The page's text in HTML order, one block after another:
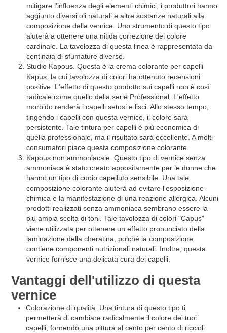
mitigare l'influenza degli elementi chimici, i produttori hanno
aggiunto diversi oli naturali e altre sostanze naturali alla
composizione della vernice. Uno strumento di questo tipo
aiuterà a ottenere una nitida correzione del colore
cardinale. La tavolozza di questa linea è rappresentata da
centinaia di sfumature diverse.
Studio Kapous. Questa è la crema colorante per capelli
Kapus, la cui tavolozza di colori ha ottenuto recensioni
positive. L'effetto di questo prodotto sui capelli non è così
radicale come quello della serie Professional. L'effetto
morbido renderà i capelli setosi e lisci. Allo stesso tempo,
tingendo i capelli con questa vernice, il colore sarà
persistente. Tale tintura per capelli è più economica di
quella professionale, ma il risultato sarà eccellente. A molti
consumatori piace questa composizione colorante.
Kapous non ammoniacale. Questo tipo di vernice senza
ammoniaca è stato creato appositamente per le donne che
hanno un tipo di cuoio capelluto sensibile. Una tale
composizione colorante aiuterà ad evitare l'esposizione
chimica e la manifestazione di una reazione allergica. Alcuni
prodotti realizzati senza ammoniaca sembrano essere la
più ampia scelta di toni. Tale tavolozza di colori "Capus"
viene utilizzata per ottenere un effetto pronunciato della
laminazione della cheratina, poiché la composizione
contiene componenti nutrizionali naturali. Inoltre, questa
vernice fornisce una delicata cura dei capelli.
Vantaggi dell'utilizzo di questa
vernice
Colorazione di qualità. Una tintura di questo tipo ti
permetterà di cambiare radicalmente il colore dei tuoi
capelli, fornendo una pittura al cento per cento di riccioli